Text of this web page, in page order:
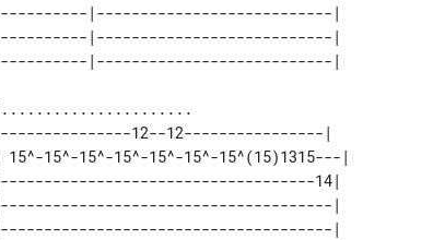
|---------------------------|
|---------------------------|
12--12----------------|
15^-15^-15^-15^-15^-15^(15)1315---|
|------------------------------------14|
|
|